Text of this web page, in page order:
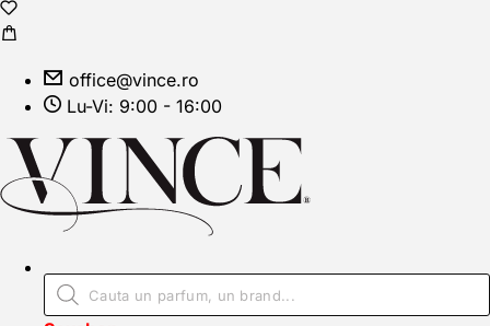
office@vince.ro
Lu-Vi: 9:00 - 16:00